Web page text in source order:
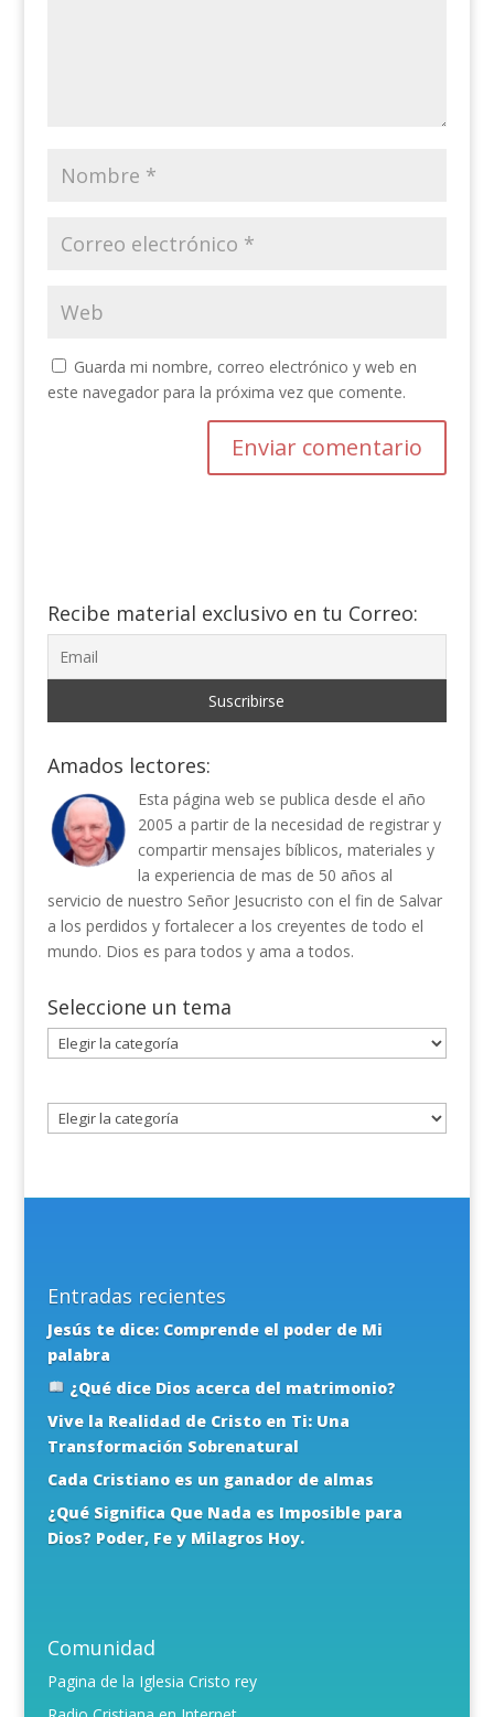
Guarda mi nombre, correo electrónico y web en
este navegador para la próxima vez que comente.
Recibe material exclusivo en tu Correo:
Amados lectores:
Esta página web se publica desde el año
2005 a partir de la necesidad de registrar y
compartir mensajes bíblicos, materiales y
la experiencia de mas de 50 años al
servicio de nuestro Señor Jesucristo con el fin de Salvar
a los perdidos y fortalecer a los creyentes de todo el
mundo. Dios es para todos y ama a todos.
Seleccione un tema
Seleccione
un
Entradas recientes
Jesús te dice: Comprende el poder de Mi
palabra
¿Qué dice Dios acerca del matrimonio?
Vive la Realidad de Cristo en Ti: Una
Transformación Sobrenatural
Cada Cristiano es un ganador de almas
¿Qué Significa Que Nada es Imposible para
Dios? Poder, Fe y Milagros Hoy.
Comunidad
Pagina de la Iglesia Cristo rey